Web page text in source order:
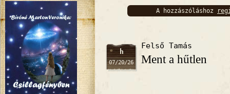
A hozzászóláshoz
h
07/20/26
Felső Tamás
Ment a hűtlen